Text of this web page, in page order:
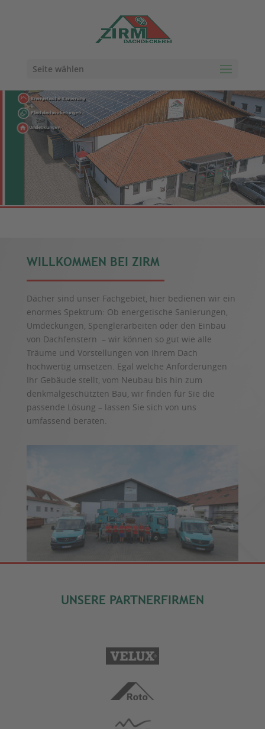
Seite wählen
Energetische Sanierung
Flachdachisolierungen
Umdeckungen
WILLKOMMEN BEI ZIRM
Dächer sind unser Fachgebiet, hier bedienen wir ein
enormes Spektrum: Ob energetische Sanierungen,
Umdeckungen, Spenglerarbeiten oder den Einbau
von Dachfenstern – wir können so gut wie alle
Träume und Vorstellungen von Ihrem Dach
hochwertig umsetzen. Egal welche Anforderungen
Ihr Gebäude stellt, vom Neubau bis hin zum
denkmalgeschützten Bau, wir finden für Sie die
passende Lösung – lassen Sie sich von uns
umfassend beraten.
UNSERE PARTNERFIRMEN